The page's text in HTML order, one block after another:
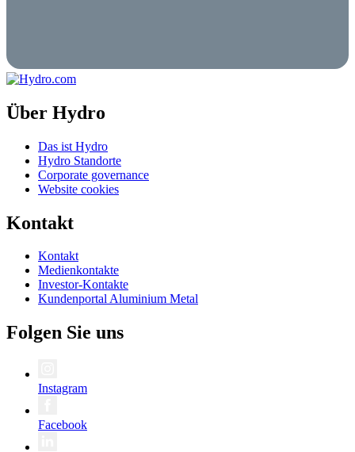
Über Hydro
Das ist Hydro
Hydro Standorte
Corporate governance
Website cookies
Kontakt
Kontakt
Medienkontakte
Investor-Kontakte
Kundenportal Aluminium Metal
Folgen Sie uns
Instagram
Facebook